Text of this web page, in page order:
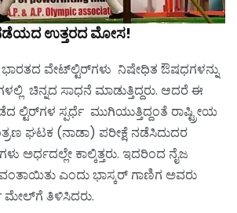
ಉತ್ತರದ ಮೋಸ!
ವೇಟ್‌ಲ್ಟಿರ್‌ಗಳು ನಿಷೇಧಿತ ಔಷಧಗಳನ್ನು
ಚಿನ್ನದ ಸಾಧನೆ ಮಾಡುತ್ತಿದ್ದರು. ಆದರೆ ಈ
ಲ್ಟಿರ್‌ಗಳ ಸ್ಪರ್ಧೆ ಮುಗಿಯುತ್ತಿದ್ದಂತೆ ರಾಷ್ಟ್ರೀಯ
ಘಟಕ (ನಾಡಾ) ಪರೀಕ್ಷೆ ನಡೆಸಿದುದರ
ಅರ್ಧದಲ್ಲೇ ಕಾಲ್ಕಿತ್ತರು. ಇದರಿಂದ ನೈಜ
ಎಂದು ಭಾಸ್ಕರ್ ಗಾಣಿಗ ಅವರು
ತಿಳಿಸಿದರು.